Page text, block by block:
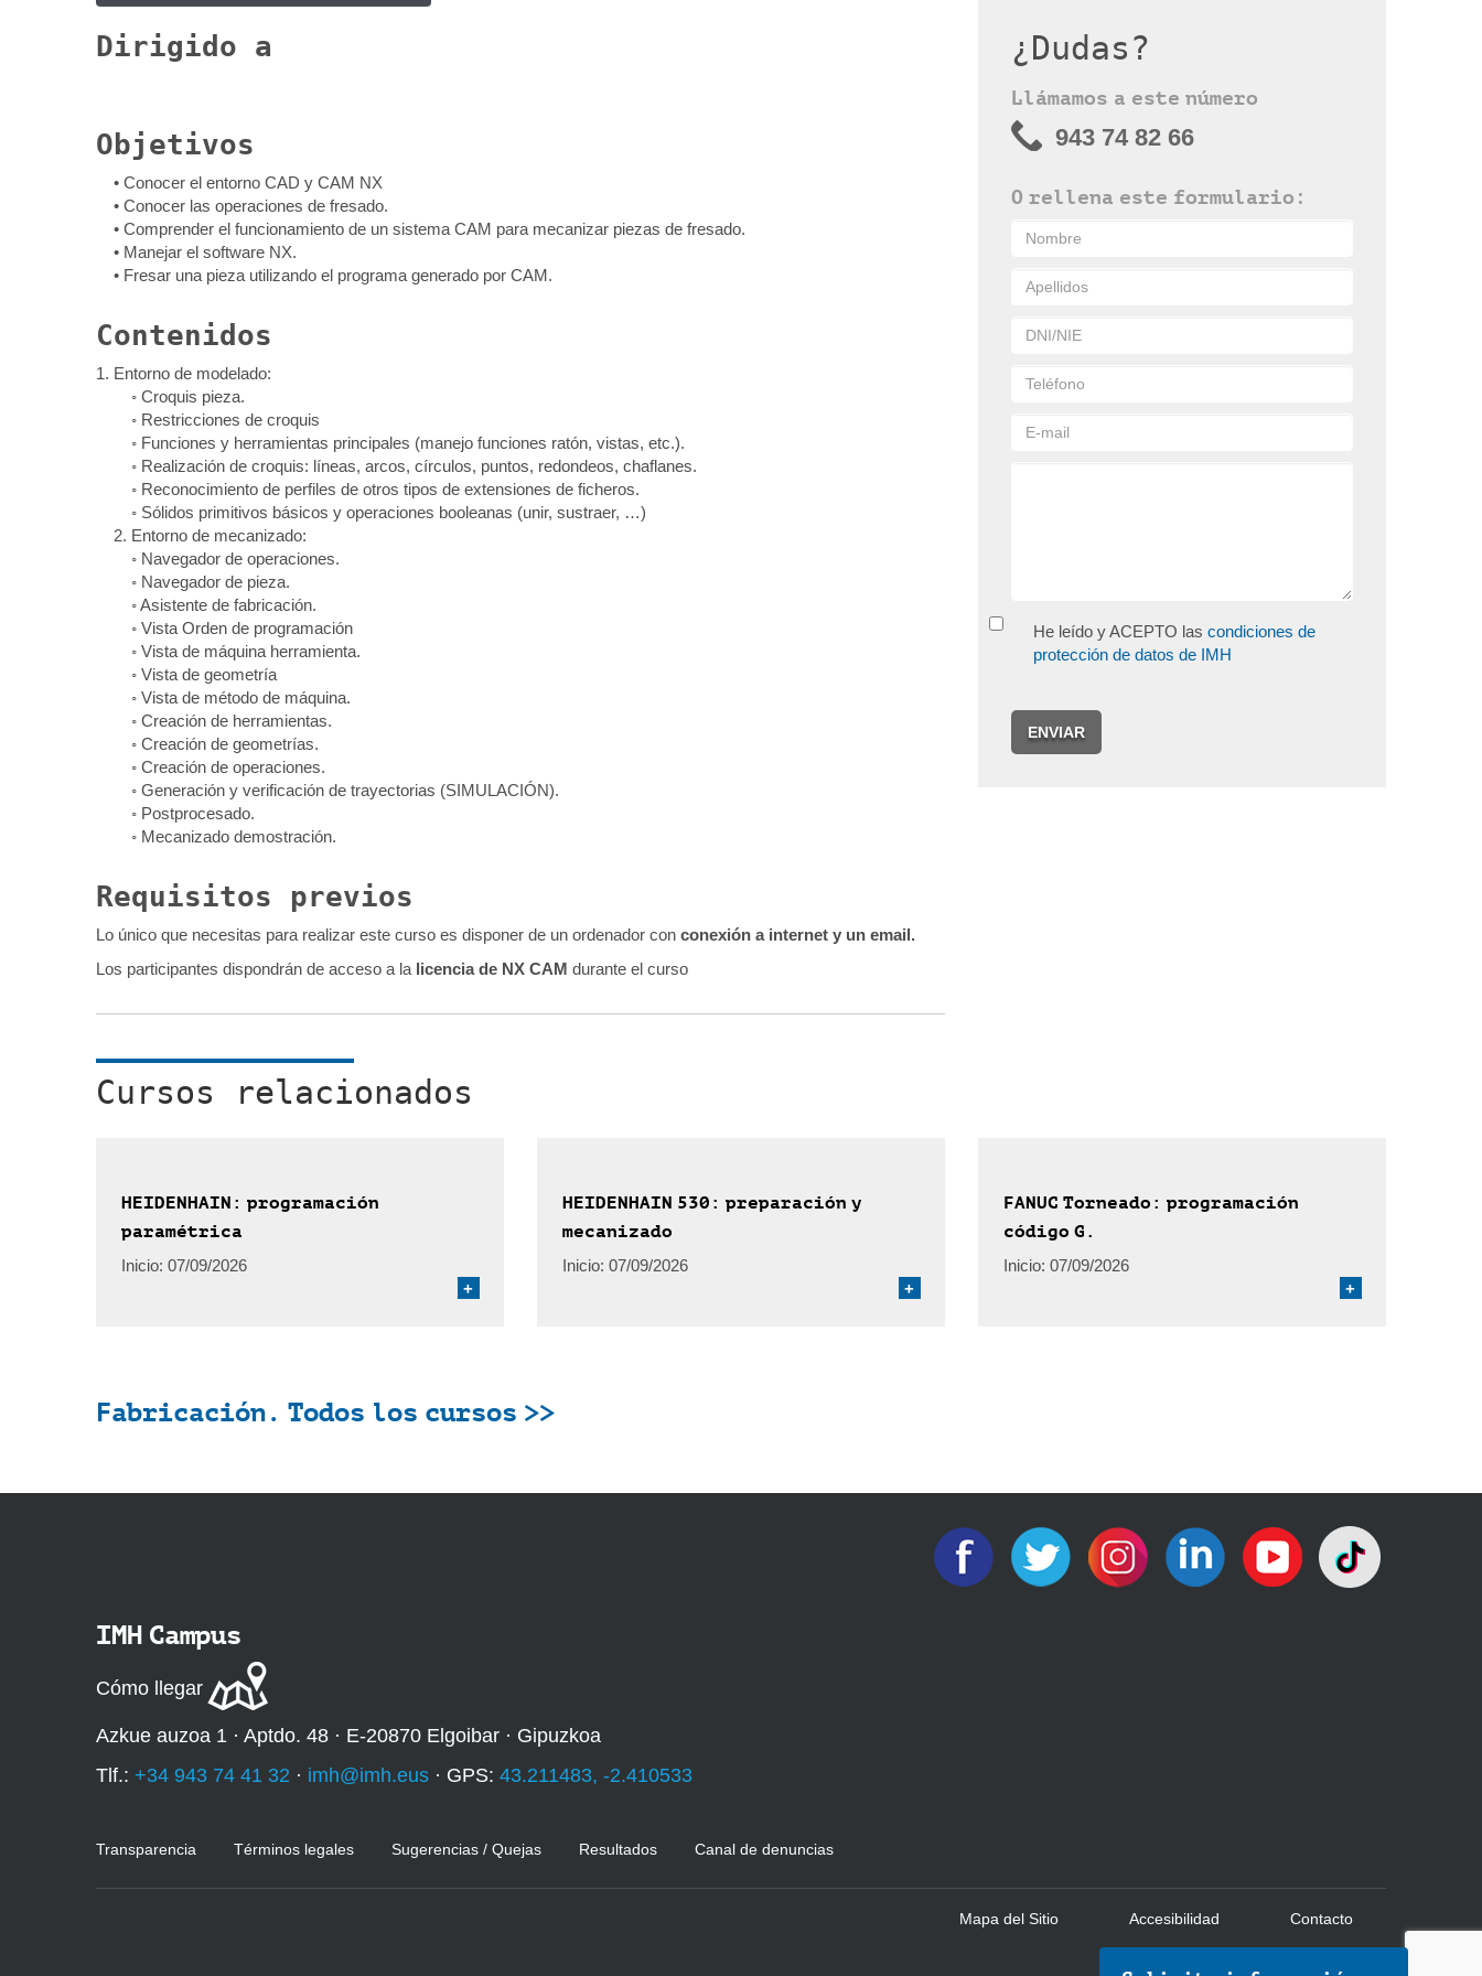
Dirigido a
Objetivos
• Conocer el entorno CAD y CAM NX
• Conocer las operaciones de fresado.
• Comprender el funcionamiento de un sistema CAM para mecanizar piezas de fresado.
• Manejar el software NX.
• Fresar una pieza utilizando el programa generado por CAM.
Contenidos
1. Entorno de modelado:
◦ Croquis pieza.
◦ Restricciones de croquis
◦ Funciones y herramientas principales (manejo funciones ratón, vistas, etc.).
◦ Realización de croquis: líneas, arcos, círculos, puntos, redondeos, chaflanes.
◦ Reconocimiento de perfiles de otros tipos de extensiones de ficheros.
◦ Sólidos primitivos básicos y operaciones booleanas (unir, sustraer, …)
2. Entorno de mecanizado:
◦ Navegador de operaciones.
◦ Navegador de pieza.
◦ Asistente de fabricación.
◦ Vista Orden de programación
◦ Vista de máquina herramienta.
◦ Vista de geometría
◦ Vista de método de máquina.
◦ Creación de herramientas.
◦ Creación de geometrías.
◦ Creación de operaciones.
◦ Generación y verificación de trayectorias (SIMULACIÓN).
◦ Postprocesado.
◦ Mecanizado demostración.
Requisitos previos
Lo único que necesitas para realizar este curso es disponer de un ordenador con conexión a internet y un email.
Los participantes dispondrán de acceso a la licencia de NX CAM durante el curso
¿Dudas?
Llámamos a este número
943 74 82 66
O rellena este formulario:
He leído y ACEPTO las condiciones de
protección de datos de IMH
ENVIAR
Cursos relacionados
HEIDENHAIN: programación
paramétrica
Inicio: 07/09/2026
+
HEIDENHAIN 530: preparación y
mecanizado
Inicio: 07/09/2026
+
FANUC Torneado: programación
código G.
Inicio: 07/09/2026
+
Fabricación. Todos los cursos >>
IMH Campus
Cómo llegar
Azkue auzoa 1 · Aptdo. 48 · E-20870 Elgoibar · Gipuzkoa
Tlf.: +34 943 74 41 32 · imh@imh.eus · GPS: 43.211483, -2.410533
Transparencia Términos legales Sugerencias / Quejas Resultados Canal de denuncias
Mapa del Sitio Accesibilidad Contacto